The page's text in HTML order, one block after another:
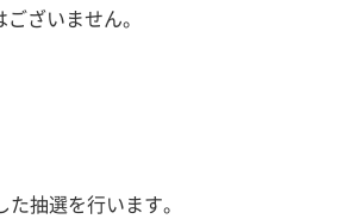
ざいません。
抽選を行います。